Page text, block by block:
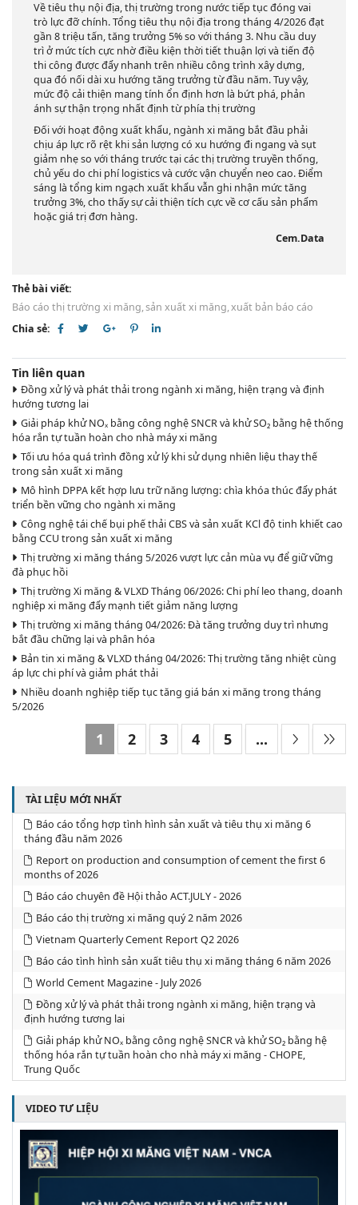
Về tiêu thụ nội địa, thị trường trong nước tiếp tục đóng vai
trò lực đỡ chính. Tổng tiêu thụ nội địa trong tháng 4/2026 đạt
gần 8 triệu tấn, tăng trưởng 5% so với tháng 3. Nhu cầu duy
trì ở mức tích cực nhờ điều kiện thời tiết thuận lợi và tiến độ
thi công được đẩy nhanh trên nhiều công trình xây dựng,
qua đó nối dài xu hướng tăng trưởng từ đầu năm. Tuy vậy,
mức độ cải thiện mang tính ổn định hơn là bứt phá, phản
ánh sự thận trọng nhất định từ phía thị trường
Đối với hoạt động xuất khẩu, ngành xi măng bắt đầu phải
chịu áp lực rõ rệt khi sản lượng có xu hướng đi ngang và sụt
giảm nhẹ so với tháng trước tại các thị trường truyền thống,
chủ yếu do chi phí logistics và cước vận chuyển neo cao. Điểm
sáng là tổng kim ngạch xuất khẩu vẫn ghi nhận mức tăng
trưởng 3%, cho thấy sự cải thiện tích cực về cơ cấu sản phẩm
hoặc giá trị đơn hàng.
Cem.Data
Thẻ bài viết:
Báo cáo thị trường xi măng,sản xuất xi măng,xuất bản báo cáo
Chia sẻ:
Tin liên quan
Đồng xử lý và phát thải trong ngành xi măng, hiện trạng và định
hướng tương lai
Giải pháp khử NOₓ bằng công nghệ SNCR và khử SO₂ bằng hệ thống
hóa rắn tự tuần hoàn cho nhà máy xi măng
Tối ưu hóa quá trình đồng xử lý khi sử dụng nhiên liệu thay thế
trong sản xuất xi măng
Mô hình DPPA kết hợp lưu trữ năng lượng: chìa khóa thúc đẩy phát
triển bền vững cho ngành xi măng
Công nghệ tái chế bụi phế thải CBS và sản xuất KCl độ tinh khiết cao
bằng CCU trong sản xuất xi măng
Thị trường xi măng tháng 5/2026 vượt lực cản mùa vụ để giữ vững
đà phục hồi
Thị trường Xi măng & VLXD Tháng 06/2026: Chi phí leo thang, doanh
nghiệp xi măng đẩy mạnh tiết giảm năng lượng
Thị trường xi măng tháng 04/2026: Đà tăng trưởng duy trì nhưng
bắt đầu chững lại và phân hóa
Bản tin xi măng & VLXD tháng 04/2026: Thị trường tăng nhiệt cùng
áp lực chi phí và giảm phát thải
Nhiều doanh nghiệp tiếp tục tăng giá bán xi măng trong tháng
5/2026
1 2 3 4 5 ...
TÀI LIỆU MỚI NHẤT
Báo cáo tổng hợp tình hình sản xuất và tiêu thụ xi măng 6
tháng đầu năm 2026
Report on production and consumption of cement the first 6
months of 2026
Báo cáo chuyên đề Hội thảo ACT.JULY - 2026
Báo cáo thị trường xi măng quý 2 năm 2026
Vietnam Quarterly Cement Report Q2 2026
Báo cáo tình hình sản xuất tiêu thụ xi măng tháng 6 năm 2026
World Cement Magazine - July 2026
Đồng xử lý và phát thải trong ngành xi măng, hiện trạng và
định hướng tương lai
Giải pháp khử NOₓ bằng công nghệ SNCR và khử SO₂ bằng hệ
thống hóa rắn tự tuần hoàn cho nhà máy xi măng - CHOPE,
Trung Quốc
VIDEO TƯ LIỆU